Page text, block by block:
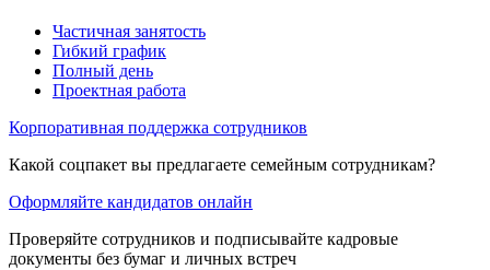
Частичная занятость
Гибкий график
Полный день
Проектная работа
Корпоративная поддержка сотрудников
Какой соцпакет вы предлагаете семейным сотрудникам?
Оформляйте кандидатов онлайн
Проверяйте сотрудников и подписывайте кадровые
документы без бумаг и личных встреч